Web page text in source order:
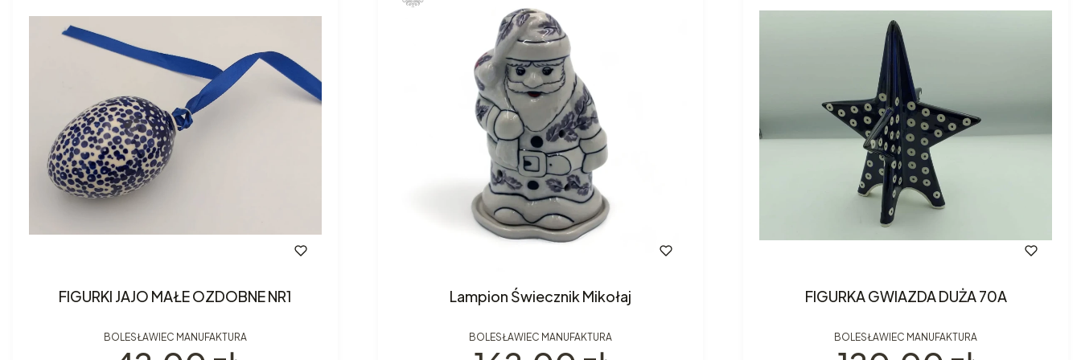
FIGURKI JAJO MAŁE OZDOBNE NR1
BOLESŁAWIEC MANUFAKTURA
Lampion Świecznik Mikołaj
BOLESŁAWIEC MANUFAKTURA
FIGURKA GWIAZDA DUŻA 70A
BOLESŁAWIEC MANUFAKTURA